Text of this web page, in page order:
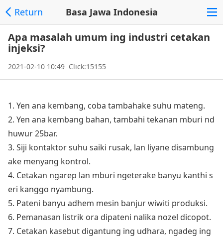
Return Basa Jawa Indonesia
Apa masalah umum ing industri cetakan
injeksi?
2021-02-10 10:49 Click:15155
1. Yen ana kembang, coba tambahake suhu mateng.
2. Yen ana kembang bahan, tambahi tekanan mburi nd
huwur 25bar.
3. Siji kontaktor suhu saiki rusak, lan liyane disambung
ake menyang kontrol.
4. Cetakan ngarep lan mburi ngeterake banyu kanthi s
eri kanggo nyambung.
5. Pateni banyu adhem mesin banjur wiwiti produksi.
6. Pemanasan listrik ora dipateni nalika nozel dicopot.
7. Cetakan kasebut digantung ing udhara, ngadeg ing